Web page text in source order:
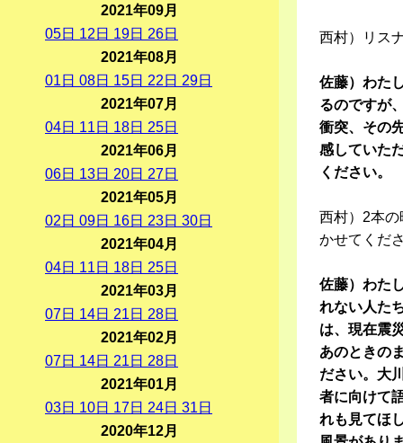
西村）リス
佐藤）わた
るのですが
衝突、その
感していた
ください。
西村）2本
かせてくだ
佐藤）わた
れない人た
は、現在震
あのときの
ださい。大
者に向けて
れも見てほ
2021年09月
05日 12 日 19日 26日
2021年08月
01 日 08日 15日 22 日 29日
2021年07月
04日 11 日 18日 25日
2021年06月
06日 13日 20日 27日
2021年05月
02 日 09日 16日 23日 30日
2021年04月
04日 11 日 18日 25日
2021年03月
07日 14日 21 日 28日
2021年02月
07日 14日 21 日 28日
2021年01月
03日 10日 17日 24日 31 日
2020年12月